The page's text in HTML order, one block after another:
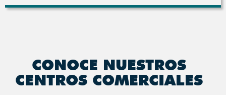
CONOCE NUESTROS
CENTROS COMERCIALES